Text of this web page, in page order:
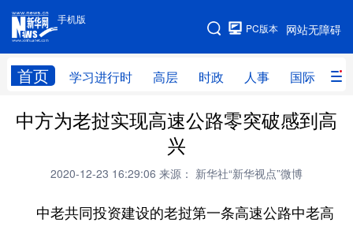
手机版
网站无障碍
PC版本
首页 学习进行时 高层 时政 人事 国际 财
手机版
网站地图
学习进行时 高层 时政 人事
全球连线 教育
科技 科创 量子 体育
中方为老挝实现高速公路零突破感到高
兴
2020-12-23 16:29:06 来源： 新华社“新华视点”微博
中老共同投资建设的老挝第一条高速公路中老高